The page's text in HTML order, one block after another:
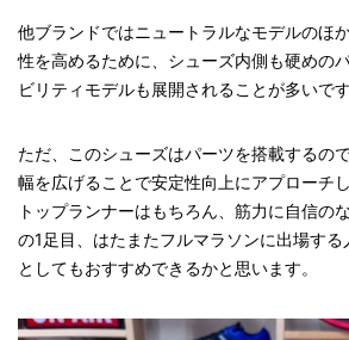
他ブランドではニュートラルなモデルのほ
性を高めるために、シューズ内側も硬めの
ビリティモデルも展開されることが多いです
ただ、このシューズはパーツを搭載するの
幅を広げることで安定性向上にアプローチ
トップランナーはもちろん、筋力に自信の
の1足目、はたまたフルマラソンに出場す
としてもおすすめできるかと思います。